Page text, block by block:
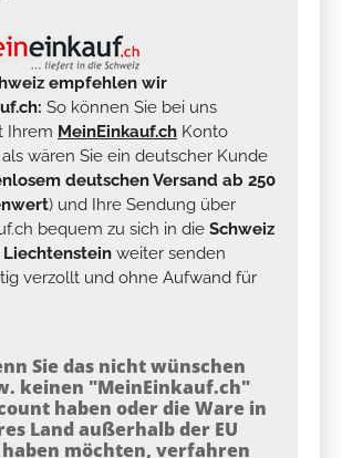
empfehlen wir
So können Sie bei uns
Ihrem MeinEinkauf.ch Konto
wären Sie ein deutscher Kunde
deutschen Versand ab 250
) und Ihre Sendung über
bequem zu sich in die Schweiz
weiter senden
verzollt und ohne Aufwand für
Sie das nicht wünschen
keinen "MeinEinkauf.ch"
haben oder die Ware in
Land außerhalb der EU
möchten, verfahren